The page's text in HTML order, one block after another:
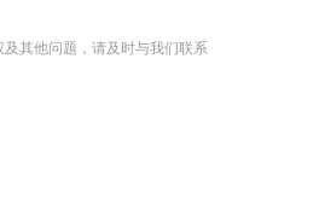
其他问题，请及时与我们联系